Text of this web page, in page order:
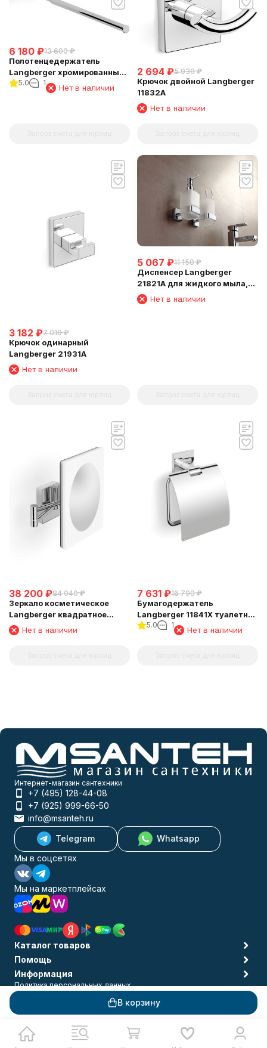
В корзину
6 180 ₽13 600 ₽
Полотенцедержатель
Langberger хромированный
к стене телескопический
33-53 см 11809A
5.0 1
Нет в наличии
2 694 ₽5 930 ₽
Крючок двойной Langberger
11832A
Нет в наличии
3 182 ₽7 010 ₽
Крючок одинарный
Langberger 21931A
Нет в наличии
5 067 ₽11 150 ₽
Диспенсер Langberger
21821A для жидкого мыла,
стеклянный, к стене,
квадратный
Нет в наличии
38 200 ₽84 040 ₽
Зеркало косметическое
Langberger квадратное
поворотное с подсветкой
73485
Нет в наличии
7 631 ₽16 790 ₽
Бумагодержатель
Langberger 11841X туалетной
бумаги с крышкой
5.0 1
Нет в наличии
Интернет-магазин сантехники
+7 (495) 128-44-08
+7 (925) 999-66-50
info@msanteh.ru
Telegram
Whatsapp
Мы в соцсетях
Мы на маркетплейсах
Каталог товаров
Помощь
Информация
Политика персональных данных
© 2009-2026 MSANTEH